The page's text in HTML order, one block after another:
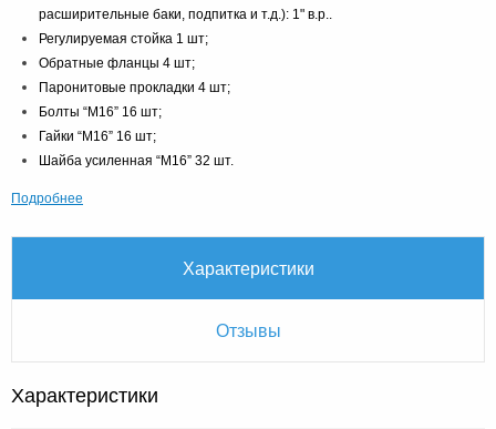
расширительные баки, подпитка и т.д.): 1" в.р.
Регулируемая стойка 1 шт;
Обратные фланцы 4 шт;
Паронитовые прокладки 4 шт;
Болты “М16” 16 шт;
Гайки “М16” 16 шт;
Шайба усиленная “М16” 32 шт.
Подробнее
Характеристики
Отзывы
Характеристики